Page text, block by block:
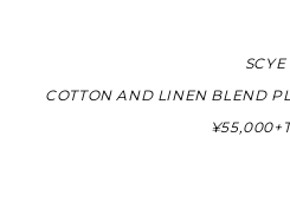
SCYE
COTTON AND LINEN BLEND